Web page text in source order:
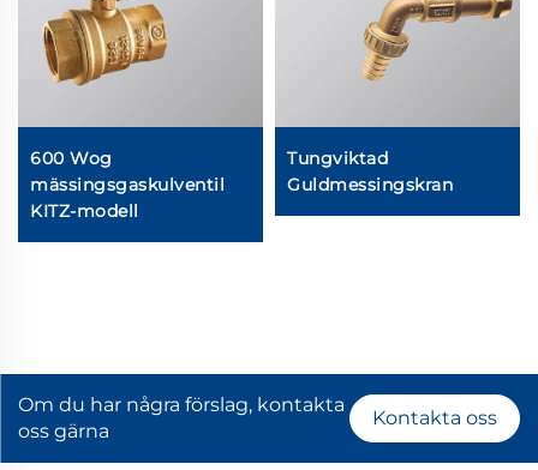
600 Wog
mässingsgaskulventil
KITZ-modell
Tungviktad
Guldmessingskran
Om du har några förslag, kontakta
oss gärna
Kontakta oss